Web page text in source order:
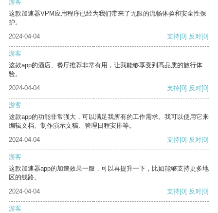
游客
这款加速器VPM应用程序已经为我们带来了无限的流畅体验和安全性保
护。
2024-04-04
支持[0] 反对[0]
游客
这款app的酒店、餐厅推荐非常有用，让我能够享受到高品质的旅行体
验。
2024-04-04
支持[0] 反对[0]
游客
这款app的功能非常强大，可以满足我所有的工作需求。我可以使用它来
编辑文档、制作演示文稿、管理日程安排等。
2024-04-04
支持[0] 反对[0]
游客
这款加速器app的加速效果一般，可以再提升一下，比如能够支持更多地
区的线路。
2024-04-04
支持[0] 反对[0]
游客